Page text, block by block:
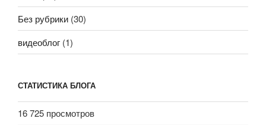
Без рубрики (30)
видеоблог (1)
СТАТИСТИКА БЛОГА
16 725 просмотров